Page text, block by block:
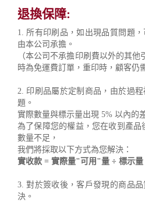
退換保障:
1. 所有印刷品，如出現品質問題
由本公司承擔。
（本公司不承擔印刷費以外的其
時為免運費訂單，重印時，顧客仍
2. 印刷品屬於定制商品，由於過
題。
實際數量與標示量出現 5% 以內的
為了保障您的權益，您在收到產
數量不足，
我們將採取以下方式為您解決：
實收款 = 實際量"可用"量 ÷ 標示量
3. 對於簽收後，客戶發現的商品
決。